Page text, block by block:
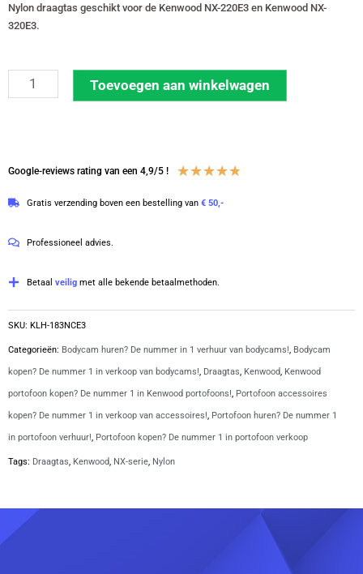
Nylon draagtas geschikt voor de Kenwood NX-220E3 en Kenwood NX-
320E3.
Kenwood
nylon
serie
KLH-
Toevoegen aan winkelwagen
Google-reviews rating van een 4,9/5 ! ★★★★★
Gratis verzending boven een bestelling van € 50,-
Professioneel advies.
Betaal veilig met alle bekende betaalmethoden.
SKU: KLH-183NCE3
Categorieën: Bodycam huren? De nummer in 1 verhuur van bodycams!, Bodycam
kopen? De nummer 1 in verkoop van bodycams!, Draagtas, Kenwood, Kenwood
portofoon kopen? De nummer 1 in Kenwood portofoons!, Portofoon accessoires
kopen? De nummer 1 in verkoop van accessoires!, Portofoon huren? De nummer 1
in portofoon verhuur!, Portofoon kopen? De nummer 1 in portofoon verkoop
Tags: Draagtas, Kenwood, NX-serie, Nylon